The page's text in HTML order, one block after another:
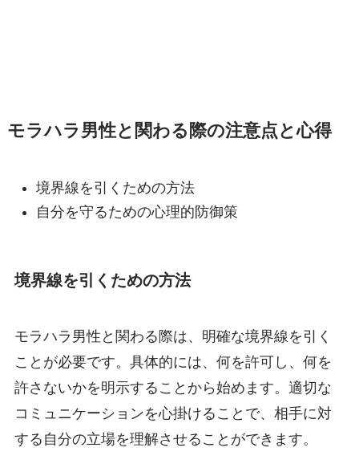
モラハラ男性と関わる際の注意点と心得
境界線を引くための方法
自分を守るための心理的防御策
境界線を引くための方法
モラハラ男性と関わる際は、明確な境界線を引く
ことが必要です。具体的には、何を許可し、何を
許さないかを明示することから始めます。適切な
コミュニケーションを心掛けることで、相手に対
する自分の立場を理解させることができます。